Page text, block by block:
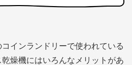
インランドリーで使われている
燥機にはいろんなメリットがあ